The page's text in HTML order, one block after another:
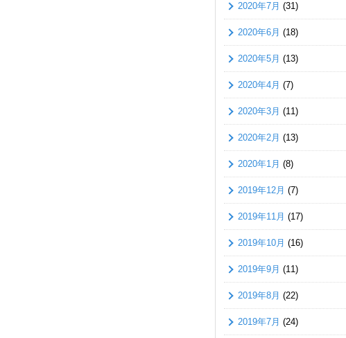
2020年7月 (31)
2020年6月 (18)
2020年5月 (13)
2020年4月 (7)
2020年3月 (11)
2020年2月 (13)
2020年1月 (8)
2019年12月 (7)
2019年11月 (17)
2019年10月 (16)
2019年9月 (11)
2019年8月 (22)
2019年7月 (24)